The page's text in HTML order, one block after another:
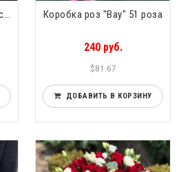
Букет "Моя радость" 60см 51 роза Коробка роз "Вау" 51 роза
240 руб.
$81.67
ДОБАВИТЬ В КОРЗИНУ